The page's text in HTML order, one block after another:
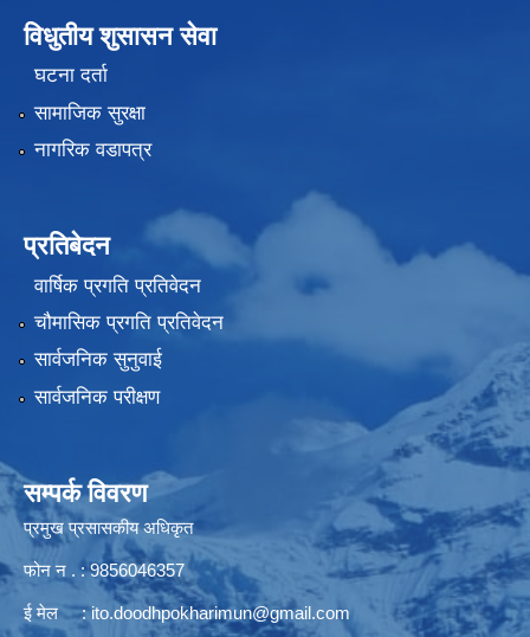
विधुतीय शुसासन सेवा
घटना दर्ता
सामाजिक सुरक्षा
नागरिक वडापत्र
प्रतिबेदन
वार्षिक प्रगति प्रतिवेदन
चौमासिक प्रगति प्रतिवेदन
सार्वजनिक सुनुवाई
सार्वजनिक परीक्षण
सम्पर्क विवरण
प्रमुख प्रसासकीय अधिकृत
फोन न . : 9856046357
ई मेल :ito.doodhpokharimun@gmail.com